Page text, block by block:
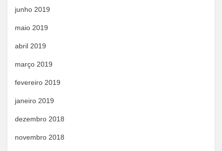
junho 2019
maio 2019
abril 2019
março 2019
fevereiro 2019
janeiro 2019
dezembro 2018
novembro 2018